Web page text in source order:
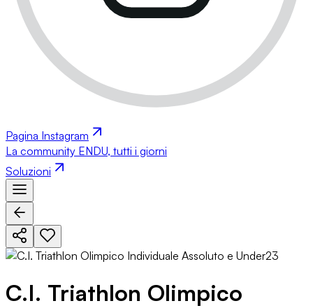
Pagina Instagram
La community ENDU, tutti i giorni
Soluzioni
C.I. Triathlon Olimpico